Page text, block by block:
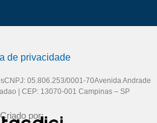
de privacidade
05.806.253/0001-70Avenida Andrade
| CEP: 13070-001 Campinas – SP
Criado por: